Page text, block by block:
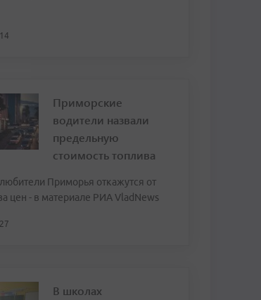
Приморские
водители назвали
предельную
стоимость топлива
Приморья откажутся от
цен - в материале РИА VladNews
В школах